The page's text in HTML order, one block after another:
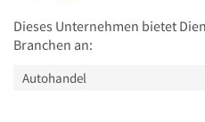
Dieses Unternehmen bietet
Branchen an:
Autohandel